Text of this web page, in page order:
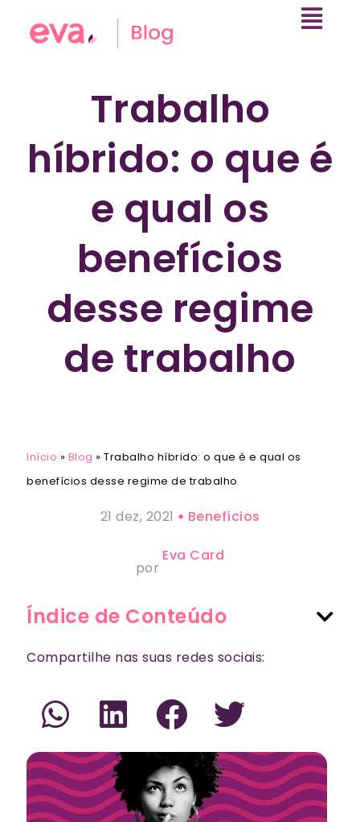
Trabalho
híbrido: o que é
e qual os
benefícios
desse regime
de trabalho
Início » Blog » Trabalho híbrido: o que é e qual os
benefícios desse regime de trabalho
21 dez, 2021 Benefícios
por
Eva Card
Índice de Conteúdo
Compartilhe nas suas redes sociais: